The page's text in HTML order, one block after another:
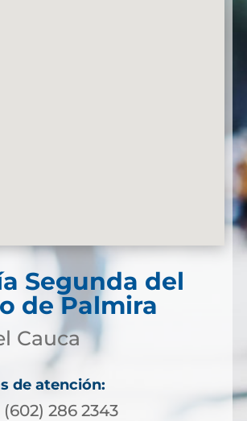
Segunda del
de Palmira
Cauca
de atención:
(602) 286 2343